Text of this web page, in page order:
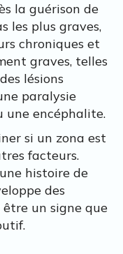
la guérison de
les plus graves,
chroniques et
graves, telles
lésions
paralysie
une encéphalite.
si un zona est
facteurs.
histoire de
des
un signe que